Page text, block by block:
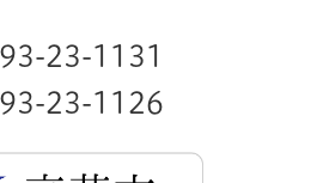
23-1131
23-1126